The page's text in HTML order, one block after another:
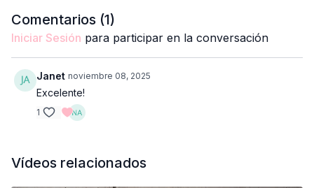
Comentarios (1)
Iniciar Sesión para participar en la conversación
Janet noviembre 08, 2025
Excelente!
1
Vídeos relacionados